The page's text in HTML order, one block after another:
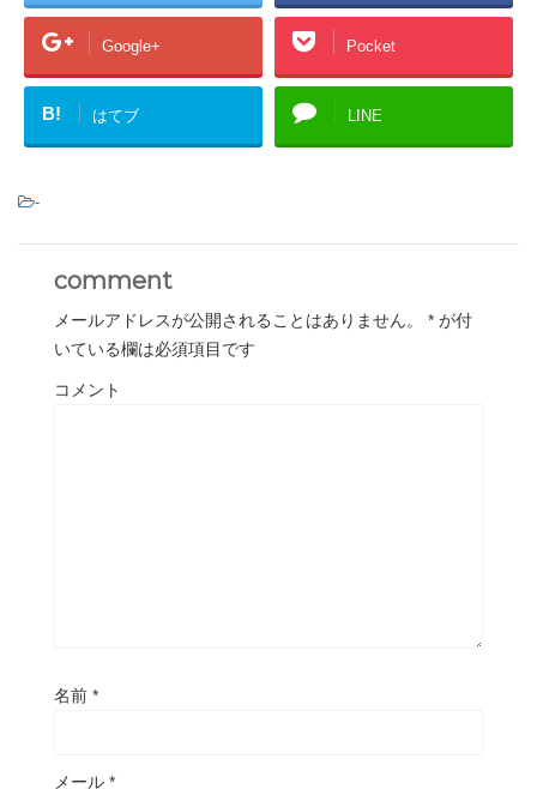
Google+ Pocket
B! はてブ LINE
-
comment
メールアドレスが公開されることはありません。 * が付
いている欄は必須項目です
コメント
名前 *
メール *